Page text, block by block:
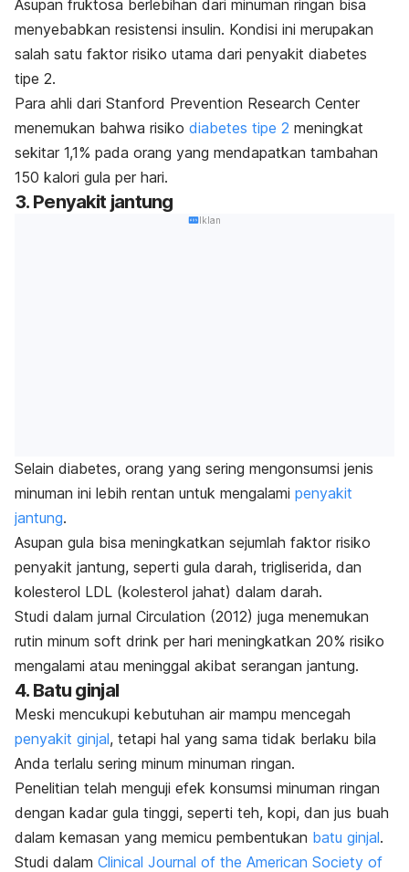
Asupan fruktosa berlebihan dari minuman ringan bisa
menyebabkan resistensi insulin. Kondisi ini merupakan
salah satu faktor risiko utama dari penyakit diabetes
tipe 2.
Para ahli dari Stanford Prevention Research Center
menemukan bahwa risiko diabetes tipe 2 meningkat
sekitar 1,1% pada orang yang mendapatkan tambahan
150 kalori gula per hari.
3. Penyakit jantung
Iklan
Selain diabetes, orang yang sering mengonsumsi jenis
minuman ini lebih rentan untuk mengalami penyakit
jantung.
Asupan gula bisa meningkatkan sejumlah faktor risiko
penyakit jantung, seperti gula darah, trigliserida, dan
kolesterol LDL (kolesterol jahat) dalam darah.
Studi dalam jurnal Circulation (2012) juga menemukan
rutin minum soft drink per hari meningkatkan 20% risiko
mengalami atau meninggal akibat serangan jantung.
4. Batu ginjal
Meski mencukupi kebutuhan air mampu mencegah
penyakit ginjal, tetapi hal yang sama tidak berlaku bila
Anda terlalu sering minum minuman ringan.
Penelitian telah menguji efek konsumsi minuman ringan
dengan kadar gula tinggi, seperti teh, kopi, dan jus buah
dalam kemasan yang memicu pembentukan batu ginjal.
Studi dalam Clinical Journal of the American Society of